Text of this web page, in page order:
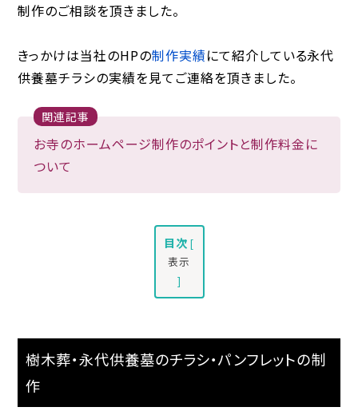
制作のご相談を頂きました。
きっかけは当社のHPの制作実績にて紹介している永代
供養墓チラシの実績を見てご連絡を頂きました。
関連記事
お寺のホームページ制作のポイントと制作料金に
ついて
目次 [
表示
]
樹木葬・永代供養墓のチラシ・パンフレットの制
作